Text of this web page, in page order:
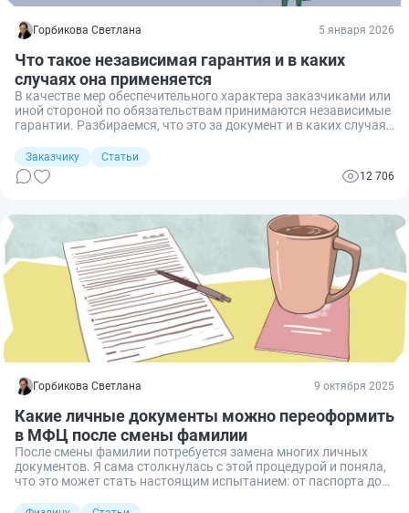
Горбикова Светлана 5 января 2026
Что такое независимая гарантия и в каких
случаях она применяется
В качестве мер обеспечительного характера заказчиками или
иной стороной по обязательствам принимаются независимые
гарантии. Разбираемся, что это за документ и в каких случаях
Заказчику
Статьи
12 706
Горбикова Светлана 9 октября 2025
Какие личные документы можно переоформить
в МФЦ после смены фамилии
После смены фамилии потребуется замена многих личных
документов. Я сама столкнулась с этой процедурой и поняла,
что это может стать настоящим испытанием: от паспорта до